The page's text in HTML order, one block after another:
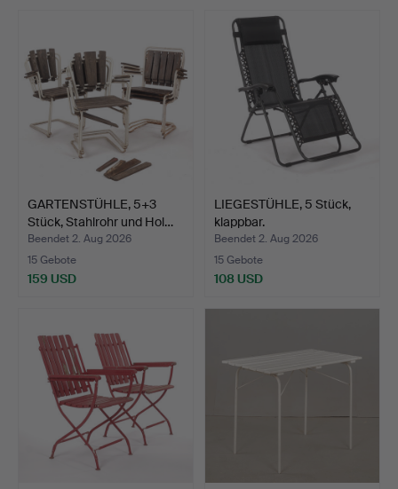
GARTENSTÜHLE, 5+3
Stück, Stahlrohr und Hol…
Beendet 2. Aug 2026
15 Gebote
159 USD
LIEGESTÜHLE, 5 Stück,
klappbar.
Beendet 2. Aug 2026
15 Gebote
108 USD